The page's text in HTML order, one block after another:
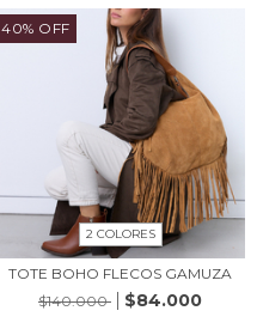
40% OFF
2 COLORES
TOTE BOHO FLECOS GAMUZA
$140.000
$84.000